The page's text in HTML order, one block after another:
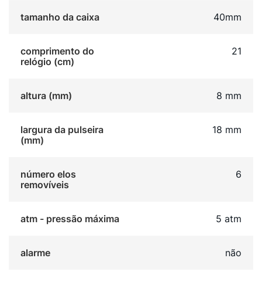
tamanho da caixa 40mm
comprimento do
relógio (cm)
21
altura (mm) 8 mm
largura da pulseira
(mm)
18 mm
número elos
removíveis
6
atm - pressão máxima 5 atm
alarme não